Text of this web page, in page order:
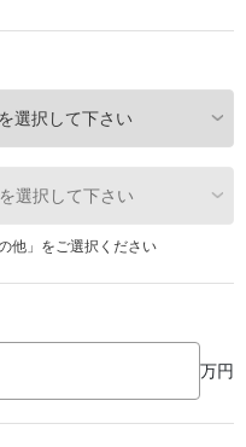
他」をご選択ください
万円